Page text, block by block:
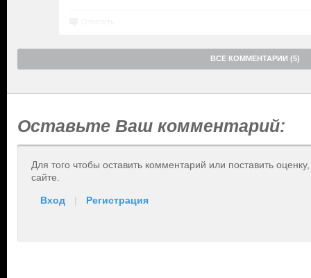
ВСЕ КОММЕНТАРИИ (5)
Оставьте Ваш комментарий:
Для того чтобы оставить комментарий или поставить
сайте.
Вход | Регистрация